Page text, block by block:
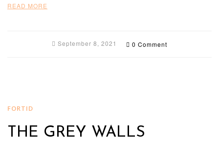
READ MORE
September 8, 2021 0 Comment
FORTID
THE GREY WALLS